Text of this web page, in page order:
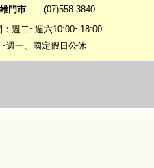
門市(07)558-3840
：週二~週六10:00~18:00
週一、國定假日公休